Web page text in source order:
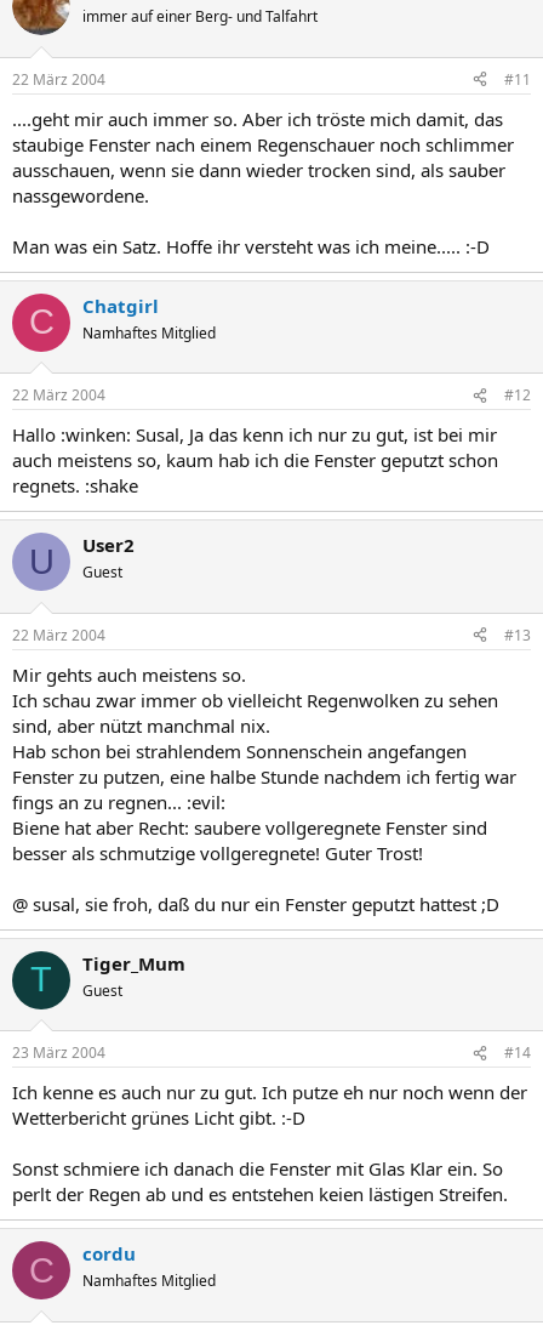
immer auf einer Berg- und Talfahrt
22 März 2004 #11
....geht mir auch immer so. Aber ich tröste mich damit, das
staubige Fenster nach einem Regenschauer noch schlimmer
ausschauen, wenn sie dann wieder trocken sind, als sauber
nassgewordene.
Man was ein Satz. Hoffe ihr versteht was ich meine..... :-D
C Chatgirl
Namhaftes Mitglied
22 März 2004 #12
Hallo :winken: Susal, Ja das kenn ich nur zu gut, ist bei mir
auch meistens so, kaum hab ich die Fenster geputzt schon
regnets. :shake
U User2
Guest
22 März 2004 #13
Mir gehts auch meistens so.
Ich schau zwar immer ob vielleicht Regenwolken zu sehen
sind, aber nützt manchmal nix.
Hab schon bei strahlendem Sonnenschein angefangen
Fenster zu putzen, eine halbe Stunde nachdem ich fertig war
fings an zu regnen... :evil:
Biene hat aber Recht: saubere vollgeregnete Fenster sind
besser als schmutzige vollgeregnete! Guter Trost!
@ susal, sie froh, daß du nur ein Fenster geputzt hattest ;D
T Tiger_Mum
Guest
23 März 2004 #14
Ich kenne es auch nur zu gut. Ich putze eh nur noch wenn der
Wetterbericht grünes Licht gibt. :-D
Sonst schmiere ich danach die Fenster mit Glas Klar ein. So
perlt der Regen ab und es entstehen keien lästigen Streifen.
C cordu
Namhaftes Mitglied